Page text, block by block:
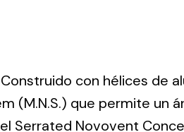
con hélices de
(M.N.S.) que permite un
Serrated Novovent